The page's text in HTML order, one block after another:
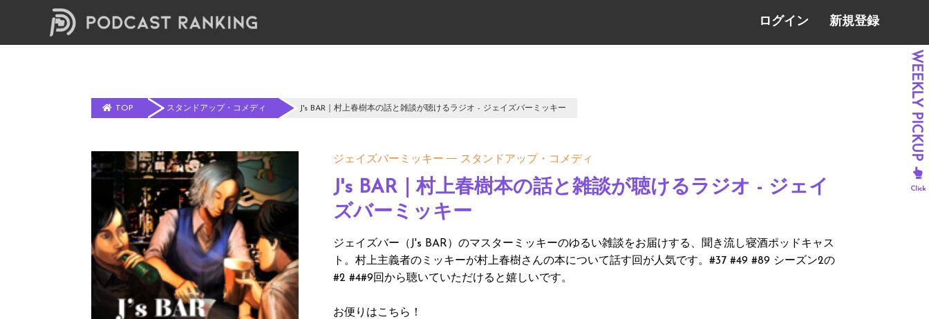
ログイン 新規登録
TOP スタンドアップ・コメディ J's BAR｜村上春樹本の話と雑談が聴けるラジオ - ジェイズバーミッキー
ジェイズバーミッキー スタンドアップ・コメディ
J's BAR｜村上春樹本の話と雑談が聴けるラジオ - ジェイ
ズバーミッキー
ジェイズバー（J's BAR）のマスターミッキーのゆるい雑談をお届けする、聞き流し寝酒ポッドキャス
ト。村上主義者のミッキーが村上春樹さんの本について話す回が人気です。#37 #49 #89 シーズン2の
#2 #4#9回から聴いていただけると嬉しいです。
お便りはこちら！